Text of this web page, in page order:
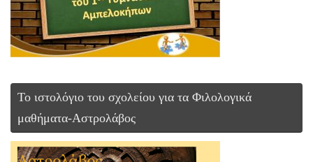
Το ιστολόγιο του σχολείου για τα Φιλολογικά
μαθήματα-Αστρολάβος